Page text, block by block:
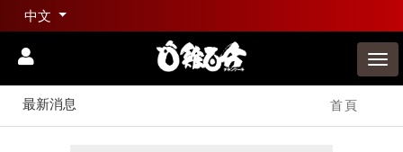
中文
最新消息 首頁